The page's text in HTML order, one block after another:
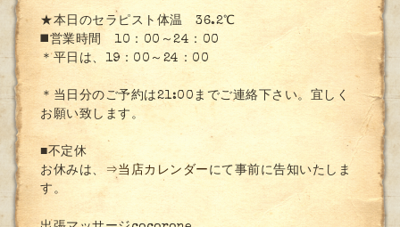
★本日のセラピスト体温 36.2℃
◼️営業時間 10：00～24：00
＊平日は、19：00～24：00
＊当日分のご予約は21:00までご連絡下さい。宜しく
お願い致します。
■不定休
お休みは、 ⇒当店カレンダー にて事前に告知いたしま
す。